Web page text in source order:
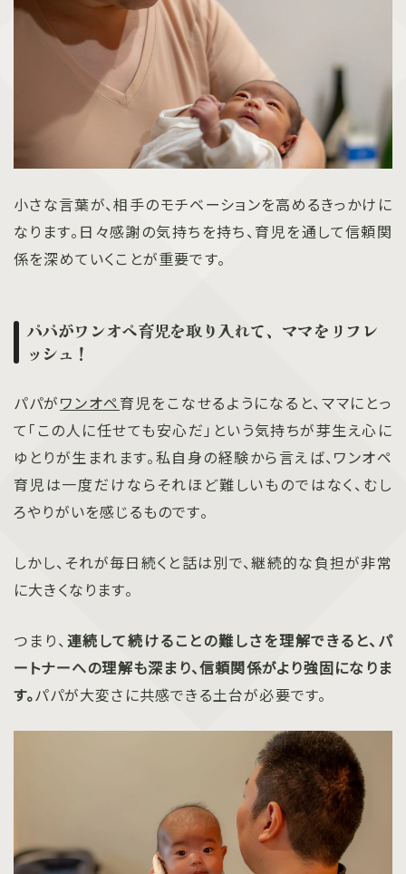
小さな言葉が、相手のモチベーションを高めるきっかけに
なります。日々感謝の気持ちを持ち、育児を通して信頼関
係を深めていくことが重要です。
パパがワンオペ育児を取り入れて、ママをリフレ
ッシュ！
パパがワンオペ育児をこなせるようになると、ママにとっ
て「この人に任せても安心だ」という気持ちが芽生え心に
ゆとりが生まれます。私自身の経験から言えば、ワンオペ
育児は一度だけならそれほど難しいものではなく、むし
ろやりがいを感じるものです。
しかし、それが毎日続くと話は別で、継続的な負担が非常
に大きくなります。
つまり、 連続して続けることの難しさを理解できると、パ
ートナーへの理解も深まり、信頼関係がより強固になりま
す。パパが大変さに共感できる土台が必要です。